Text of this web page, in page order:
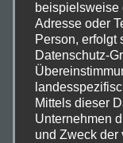
beispielsweise
Adresse oder
Person, erfolgt
Datenschutz-
Mittels dieser
Unternehmen
und Zweck der